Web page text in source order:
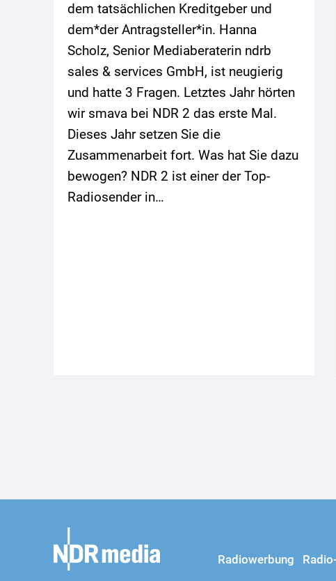
dem tatsächlichen Kreditgeber und
dem*der Antragsteller*in. Hanna
Scholz, Senior Mediaberaterin ndrb
sales & services GmbH, ist neugierig
und hatte 3 Fragen. Letztes Jahr hörten
wir smava bei NDR 2 das erste Mal.
Dieses Jahr setzen Sie die
Zusammenarbeit fort. Was hat Sie dazu
bewogen? NDR 2 ist einer der Top-
Radiosender in…
Radiowerbung